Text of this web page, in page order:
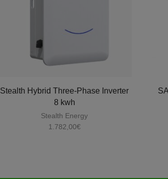
Stealth Hybrid Three-Phase Inverter
8 kwh
Stealth Energy
1.782,00€